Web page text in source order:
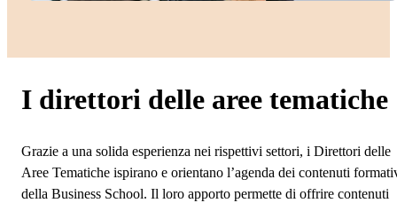
I direttori delle aree tematiche
Grazie a una solida esperienza nei rispettivi settori, i Direttori delle
Aree Tematiche ispirano e orientano l’agenda dei contenuti
della Business School. Il loro apporto permette di offrire contenuti